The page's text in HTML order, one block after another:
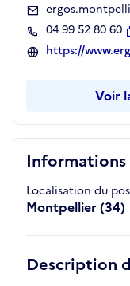
Informations
Localisation du
Montpellier (34)
Description
04 99 52 80 60
https://
Voir